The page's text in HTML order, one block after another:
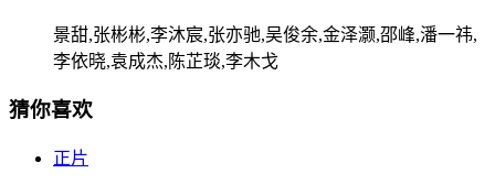
景甜,张彬彬,李沐宸,张亦驰,吴俊余,金泽灏,邵峰,潘一祎,
李依晓,袁成杰,陈芷琰,李木戈
猜你喜欢
正片